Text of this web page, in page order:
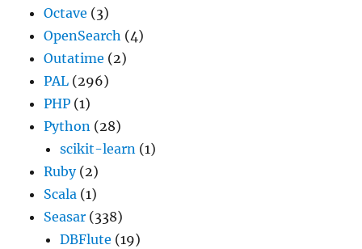
Octave (3)
OpenSearch (4)
Outatime (2)
PAL (296)
PHP (1)
Python (28)
scikit-learn (1)
Ruby(2)
Scala (1)
Seasar (338)
DBFlute (19)